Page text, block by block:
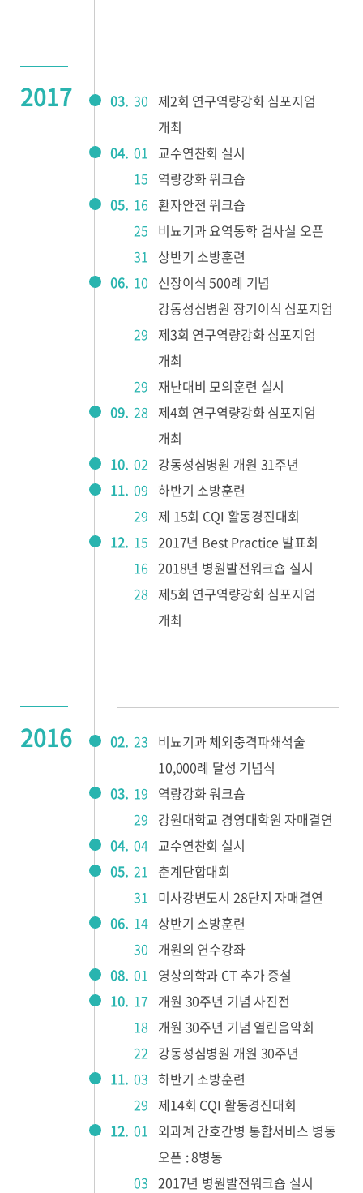
2017 03. 30 제2회 연구역량강화 심포지엄
개최
04. 01
교수연찬회 실시
15 역량강화 워크숍
05. 16 환자안전 워크숍
25 비뇨기과 요역동학 검사실 오픈
31
상반기 소방훈련
06. 10 신장이식 500례 기념
강동성심병원 장기이식 심포지엄
29 제3회 연구역량강화 심포지엄
개최
29 재난대비 모의훈련 실시
09. 28 제4회 연구역량강화 심포지엄
개최
10. 02 강동성심병원 개원 31주년
11. 09 하반기 소방훈련
29 제 15회 CQI 활동경진대회
12. 15 2017년 Best Practice 발표회
16 2018년 병원발전워크숍 실시
28 제5회 연구역량강화 심포지엄
개최
2016 02. 23 비뇨기과 체외충격파쇄석술
10,000례 달성 기념식
03. 19 역량강화 워크숍
29 강원대학교 경영대학원 자매결연
04. 04 교수연찬회 실시
05. 21
춘계단합대회
31
미사강변도시 28단지 자매결연
06. 14 상반기 소방훈련
30 개원의 연수강좌
08. 01
영상의학과 CT 추가 증설
10. 17 개원 30주년 기념 사진전
18 개원 30주년 기념 열린음악회
22 강동성심병원 개원 30주년
11. 03 하반기 소방훈련
29 제14회 CQI 활동경진대회
12. 01
외과계 간호간병 통합서비스 병동
오픈 : 8병동
03 2017년 병원발전워크숍 실시